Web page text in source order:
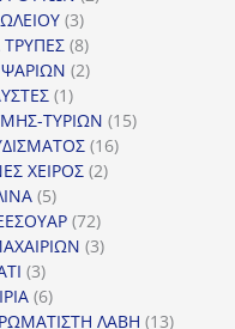
33
προϊόντα
ΤΡΥΠΕΣ 88
προϊόντα
22
11
προϊόν
ΤΥΡΙΩΝ 1515
1616
ΧΕΙΡΟΣ 22
55
προϊόντα
7272
προϊόντα
33
33
προϊόντα
66
προϊόνταΛΑΒΗ 1313